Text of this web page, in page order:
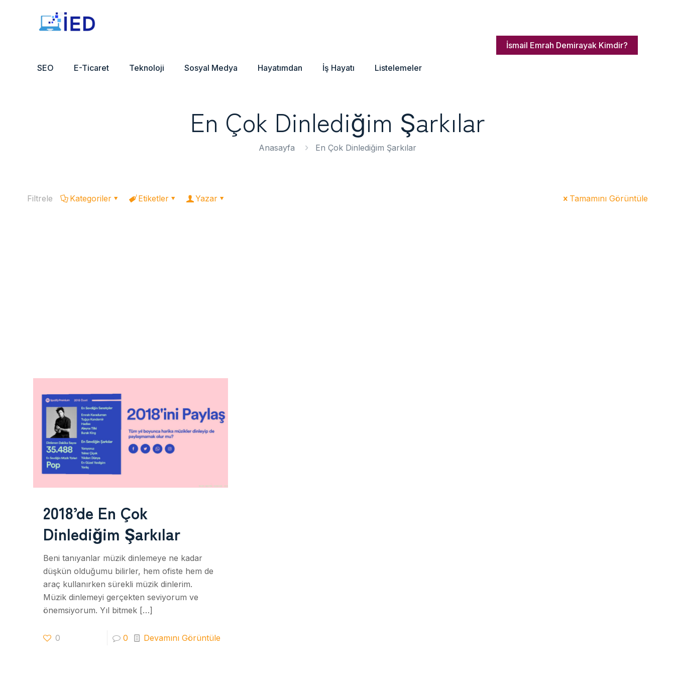
SEO E-Ticaret Teknoloji Sosyal Medya Hayatımdan İş Hayatı Listelemeler
İsmail Emrah Demirayak Kimdir?
En Çok Dinlediğim Şarkılar
Anasayfa En Çok Dinlediğim Şarkılar
Filtrele Kategoriler Etiketler Yazar Tamamını Görüntüle
2018’de En Çok
Dinlediğim Şarkılar
Beni tanıyanlar müzik dinlemeye ne kadar
düşkün olduğumu bilirler, hem ofiste hem de
araç kullanırken sürekli müzik dinlerim.
Müzik dinlemeyi gerçekten seviyorum ve
önemsiyorum. Yıl bitmek […]
0 0 Devamını Görüntüle